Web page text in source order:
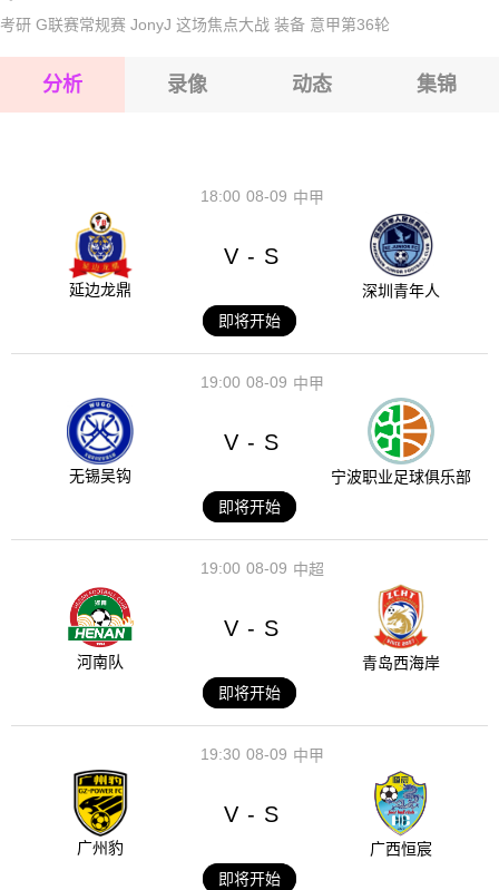
2026-08-17 【挪乙】 莫达伦VS海尔顿市
考研 G联赛常规赛 JonyJ 这场焦点大战 装备 意甲第36轮
分析 录像 动态 集锦
08-09
18:00 中甲
延边龙鼎
V - S
深圳青年人
即将开始
08-09
19:00 中甲
无锡吴钩
V - S
宁波职业足球俱乐部
即将开始
08-09
19:00 中超
河南队
V - S
青岛西海岸
即将开始
08-09
19:30 中甲
广州豹
V - S
广西恒宸
即将开始